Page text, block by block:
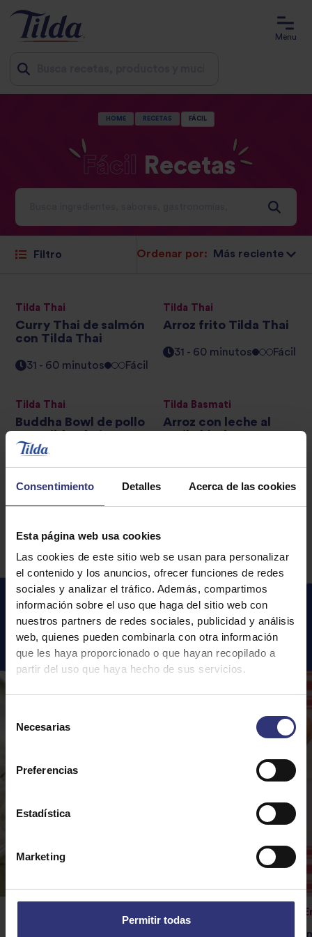
Consentimiento Detalles Acerca de las cookies
Esta página web usa cookies
Las cookies de este sitio web se usan para personalizar
el contenido y los anuncios, ofrecer funciones de redes
sociales y analizar el tráfico. Además, compartimos
información sobre el uso que haga del sitio web con
nuestros partners de redes sociales, publicidad y análisis
web, quienes pueden combinarla con otra información
que les haya proporcionado o que hayan recopilado a
partir del uso que haya hecho de sus servicios.
Necesarias
Preferencias
Estadística
Marketing
Permitir todas
Menu
HOME RECETAS FÁCIL
Fácil Recetas
Ideas e inspiración para un mundo lleno de sabor
Filtro Ordenar por:
Tilda Thai
Curry Thai de salmón
con Tilda Thai
31 - 60 minutos Fácil
Tilda Thai
Arroz frito Tilda Thai
31 - 60 minutos Fácil
Tilda Thai
Buddha Bowl de pollo
con Tilda Thai
Tilda Basmati
Arroz con leche al
estilo hindú con arroz
Recetasdestacadas